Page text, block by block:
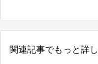
関連記事でもっと詳し